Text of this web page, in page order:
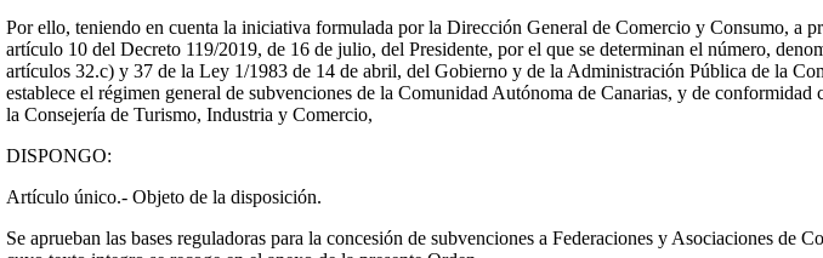
Por ello, teniendo en cuenta la iniciativa formulada por la Dirección General de Comercio y Consumo, a
artículo 10 del Decreto 119/2019, de 16 de julio, del Presidente, por el que se determinan el número,
artículos 32.c) y 37 de la Ley 1/1983 de 14 de abril, del Gobierno y de la Administración Pública de la
establece el régimen general de subvenciones de la Comunidad Autónoma de Canarias, y de
la Consejería de Turismo, Industria y Comercio,
DISPONGO:
Artículo único.- Objeto de la disposición.
Se aprueban las bases reguladoras para la concesión de subvenciones a Federaciones y Asociaciones